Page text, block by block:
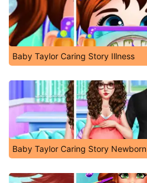
Baby Taylor Caring Story Illness
Baby Taylor Caring Story Newborn